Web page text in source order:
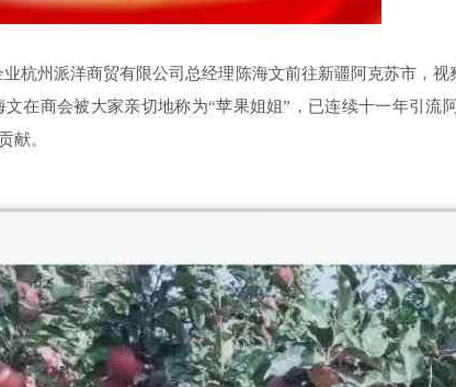
杭州派洋商贸有限公司总经理陈海文前往新疆阿克苏市，
在商会被大家亲切地称为“苹果姐姐”，已连续十一年引流
献。